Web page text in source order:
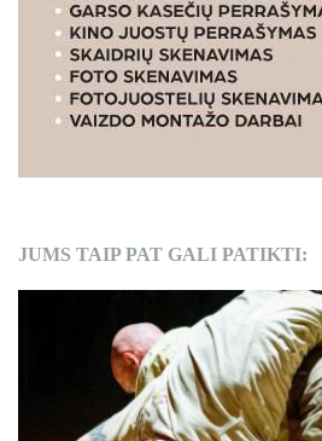
JUMS TAIP PAT GALI PATIKTI: